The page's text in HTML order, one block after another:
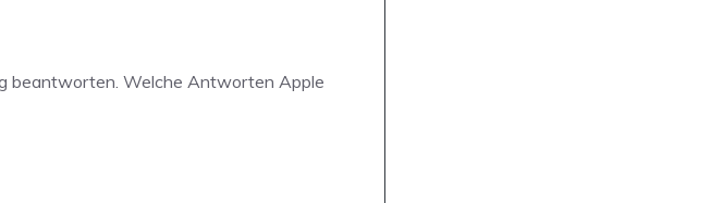
beantworten. Welche Antworten Apple